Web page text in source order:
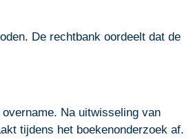
De rechtbank oordeelt dat de
Na uitwisseling van
tijdens het boekenonderzoek af.